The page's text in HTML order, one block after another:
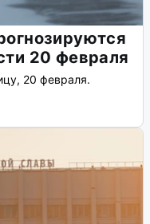
20 февраля
20 февраля.